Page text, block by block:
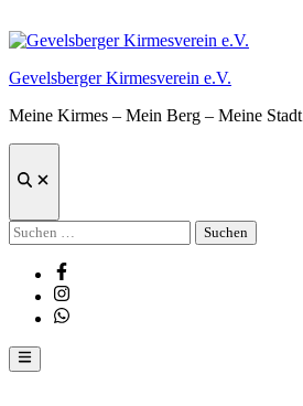
Inhalt
Gevelsberger Kirmesverein e.V.
Meine Kirmes – Mein Berg – Meine Stadt
Suche
Suchen
nach:
Facebook
Instagram
Whatsapp
Hauptmenü